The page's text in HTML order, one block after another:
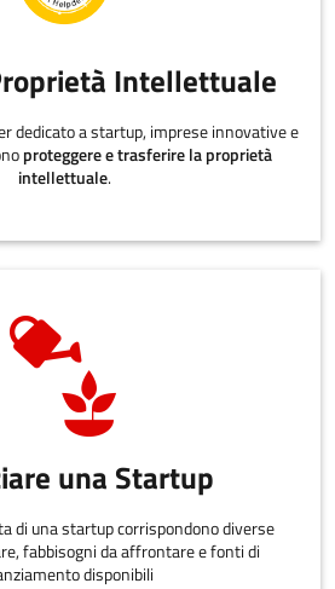
Intellettuale
dedicato a startup, imprese innovative e
proteggere e trasferire la proprietà
intellettuale.
una Startup
di una startup corrispondono diverse
fabbisogni da affrontare e fonti di
disponibili